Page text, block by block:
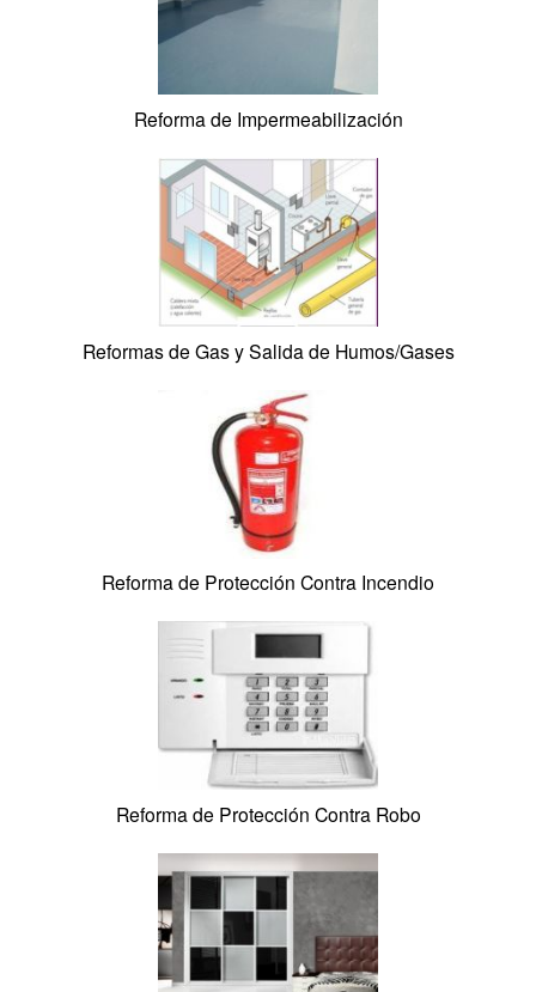
Reforma de Cerrajería de Hierro
Reforma con Andamios
Reforma de Aislamiento
Reforma de Impermeabilización